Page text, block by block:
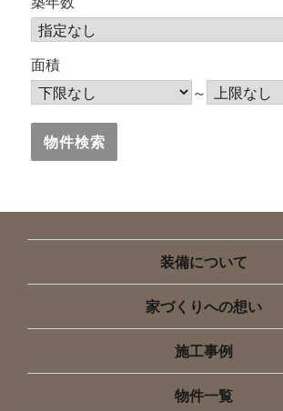
面積
～
装備について
家づくりへの想い
施工事例
物件一覧